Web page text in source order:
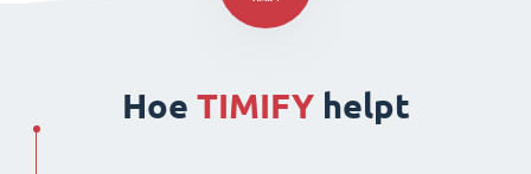
Hoe TIMIFYhelpt